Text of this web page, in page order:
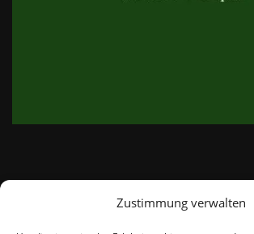
Zustimmung verwalten
email: info@thetweedshop.de